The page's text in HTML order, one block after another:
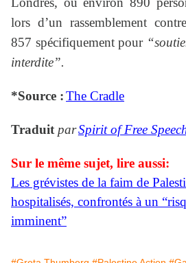
lors d’un rassemblement
857 spécifiquement pour
interdite”.
*Source :The Cradle
Traduit parSpirit of Free
Sur le même sujet, lire aussi:
Les grévistes de la faim de
hospitalisés, confrontés à un
imminent”